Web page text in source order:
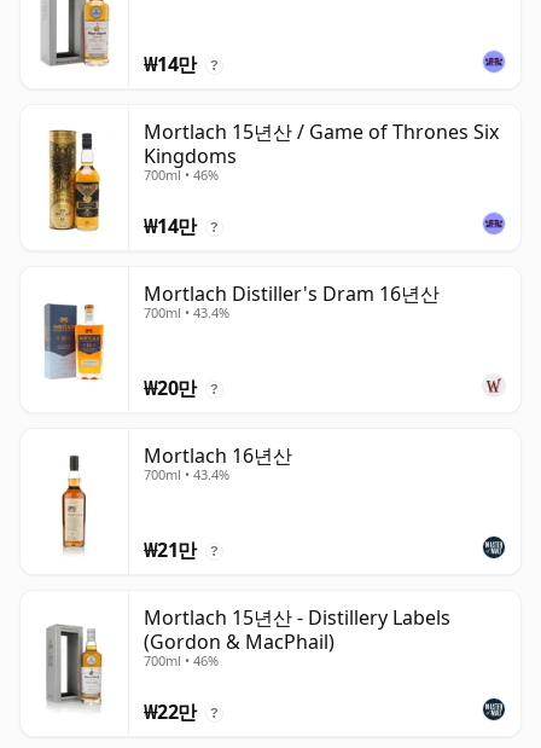
₩14만 ?
Mortlach 15년산 / Game of Thrones Six
Kingdoms
700ml • 46%
₩14만 ?
Mortlach Distiller's Dram 16년산
700ml • 43.4%
₩20만 ?
Mortlach 16년산
700ml • 43.4%
₩21만 ?
Mortlach 15년산 - Distillery Labels
(Gordon & MacPhail)
700ml • 46%
₩22만 ?